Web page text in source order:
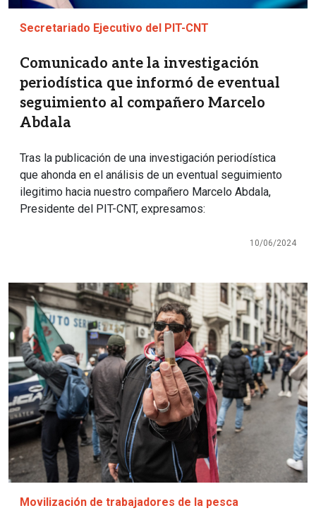
Secretariado Ejecutivo del PIT-CNT
Comunicado ante la investigación
periodística que informó de eventual
seguimiento al compañero Marcelo
Abdala
Tras la publicación de una investigación periodística
que ahonda en el análisis de un eventual seguimiento
ilegitimo hacia nuestro compañero Marcelo Abdala,
Presidente del PIT-CNT, expresamos:
10/06/2024
Imagen
Movilización de trabajadores de la pesca